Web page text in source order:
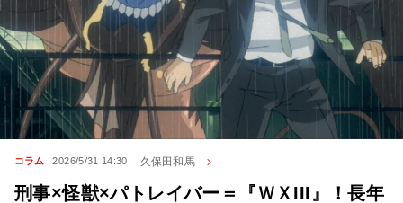
コラム 2026/5/31 14:30 久保田和馬
刑事×怪獣×パトレイバー＝『ＷＸIII』！長年